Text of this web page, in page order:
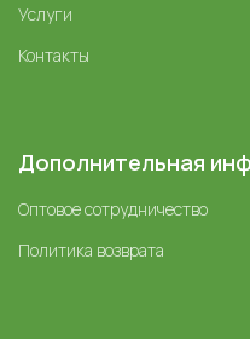
Услуги
Контакты
Дополнительная
Оптовое сотрудничество
Политика возврата